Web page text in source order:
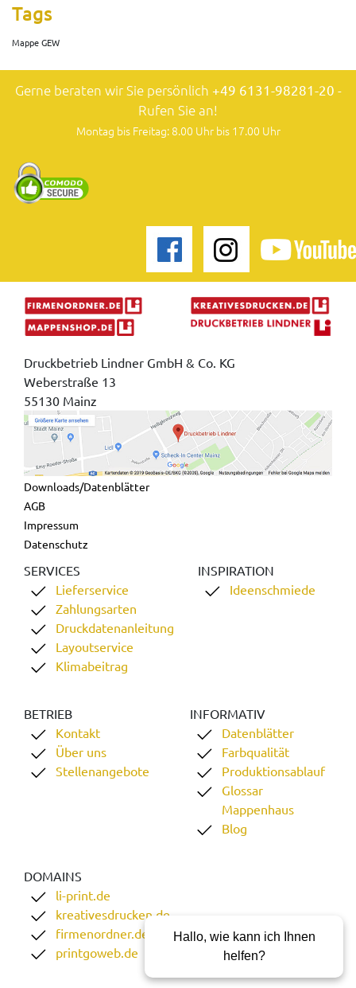
Tags
Mappe GEW
Gerne beraten wir Sie persönlich +49 6131-98281-20 -
Rufen Sie an!
Montag bis Freitag: 8.00 Uhr bis 17.00 Uhr
Druckbetrieb Lindner GmbH & Co. KG
Weberstraße 13
55130 Mainz
Downloads/Datenblätter
AGB
Impressum
Datenschutz
SERVICES
Lieferservice
Zahlungsarten
Druckdatenanleitung
Layoutservice
Klimabeitrag
INSPIRATION
Ideenschmiede
BETRIEB
Kontakt
Über uns
Stellenangebote
INFORMATIV
Datenblätter
Farbqualität
Produktionsablauf
Glossar
Mappenhaus
Blog
DOMAINS
li-print.de
kreativesdrucken.de
firmenordner.de
printgoweb.de
Hallo, wie kann ich Ihnen
helfen?